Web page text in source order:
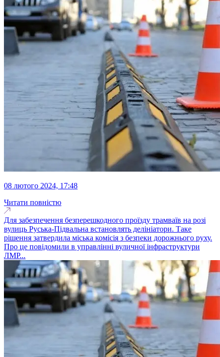
08 лютого 2024, 17:48
Читати повністю
Для забезпечення безперешкодного проїзду трамваїв на розі
вулиць Руська-Підвальна встановлять делініатори. Таке
рішення затвердила міська комісія з безпеки дорожнього руху.
Про це повідомили в управлінні вуличної інфраструктури
ЛМР...